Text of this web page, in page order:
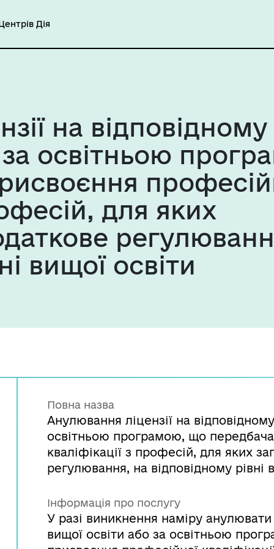
Дія
на відповідному
за освітньою
для яких
вищої освіти
Повна назва
Анулювання ліцензії на
освітньою програмою, що
кваліфікації з професій, для яких
регулювання, на відповідному рівні
Інформація про послугу
У разі виникнення наміру анулювати
вищої освіти або за освітньою